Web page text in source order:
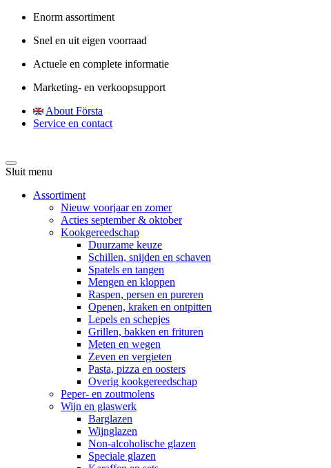
Enorm assortiment
Snel en uit eigen voorraad
Actuele en complete informatie
Marketing- en verkoopsupport
About Första
Service en contact
Sluit menu
Assortiment
Nieuw voorjaar en zomer
Acties september & oktober
Kookgereedschap
Duurzame keuze
Schillen, snijden en schaven
Spatels en tangen
Mengen en kloppen
Raspen, persen en pureren
Openen, kraken en ontpitten
Lepels en schepjes
Grillen, bakken en frituren
Meten en wegen
Zeven en vergieten
Pasta, pizza en oosters
Overig kookgereedschap
Peper- en zoutmolens
Wijn en glaswerk
Barglazen
Wijnglazen
Non-alcoholische glazen
Speciale glazen